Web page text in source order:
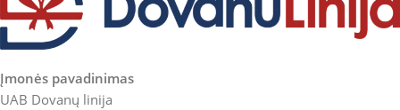
Įmonės pavadinimas
UAB Dovanų linija